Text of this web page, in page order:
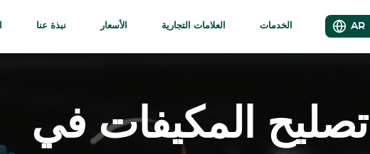
الخدمات العلامات التجارية الأسعار نبذة عنا AR
تصليح المكيفات في